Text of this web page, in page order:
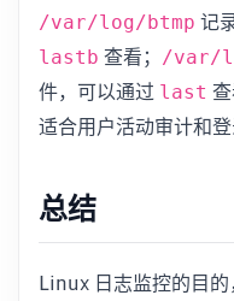
/var/log/btmp 记
lastb 查看； /var/
件，可以通过 last
适合用户活动审计和登
总结
Linux 日志监控的目